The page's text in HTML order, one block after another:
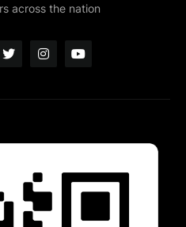
across the nation